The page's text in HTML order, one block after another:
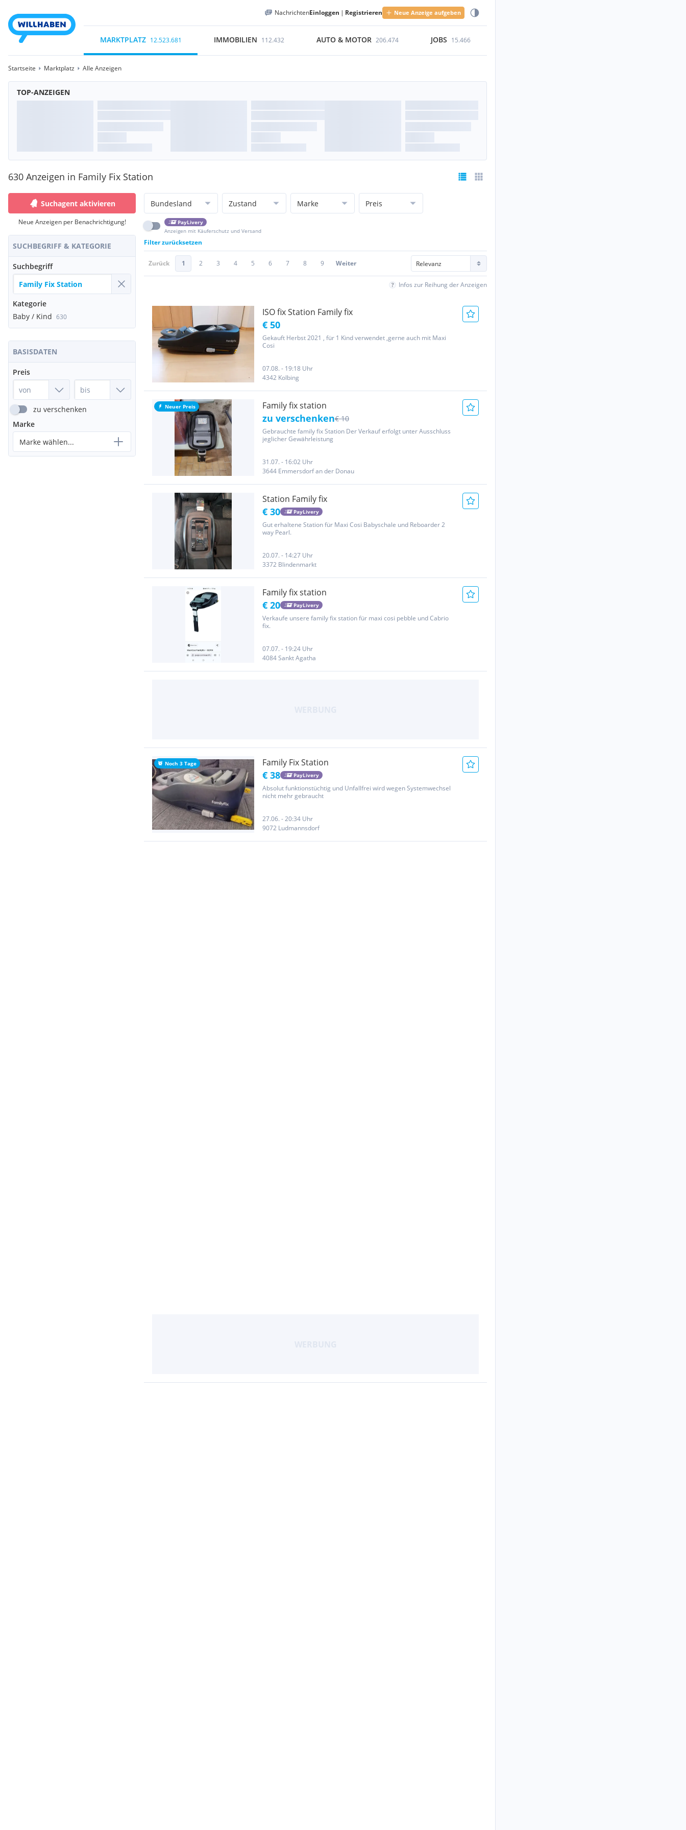
NachrichtenEinloggen | Registrieren Neue Anzeige aufgeben
MARKTPLATZ 12.523.681 IMMOBILIEN 112.432 AUTO & MOTOR 206.474 JOBS 15.466
Startseite Marktplatz Alle Anzeigen
TOP-ANZEIGEN
630 Anzeigen in Family Fix Station
Suchagent aktivieren
Neue Anzeigen per Benachrichtigung!
SUCHBEGRIFF & KATEGORIE
Suchbegriff
Kategorie
Baby / Kind 630
BASISDATEN
Preis
zu verschenken
Marke
Marke wählen...
Bundesland Zustand Marke Preis
PayLivery
Anzeigen mit Käuferschutz und Versand
Filter zurücksetzen
Zurück 1 2 3 4 5 6 7 8 9 Weiter
Infos zur Reihung der Anzeigen
ISO fix Station Family fix
€ 50
Gekauft Herbst 2021 , für 1 Kind verwendet ,gerne auch mit Maxi
Cosi
07.08. - 19:18 Uhr
4342 Kolbing
Neuer Preis Family fix station
zu verschenken€ 10
Gebrauchte family fix Station Der Verkauf erfolgt unter Ausschluss
jeglicher Gewährleistung
31.07. - 16:02 Uhr
3644 Emmersdorf an der Donau
Station Family fix
€ 30 PayLivery
Gut erhaltene Station für Maxi Cosi Babyschale und Reboarder 2
way Pearl.
20.07. - 14:27 Uhr
3372 Blindenmarkt
Family fix station
€ 20 PayLivery
Verkaufe unsere family fix station für maxi cosi pebble und Cabrio
fix.
07.07. - 19:24 Uhr
4084 Sankt Agatha
Noch 3 Tage Family Fix Station
€ 38 PayLivery
Absolut funktionstüchtig und Unfallfrei wird wegen Systemwechsel
nicht mehr gebraucht
27.06. - 20:34 Uhr
9072 Ludmannsdorf